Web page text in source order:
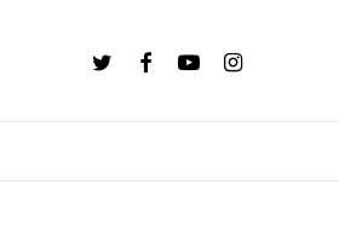
twitter facebookyoutubeinstagram